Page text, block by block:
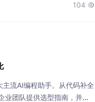
104 
流AI编程助手。从代码补全
业团队提供选型指南，并针